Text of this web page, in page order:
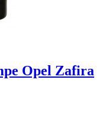
Opel Zafira